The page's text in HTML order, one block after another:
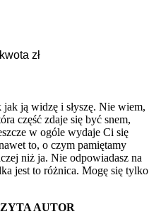
ją widzę i słyszę. Nie wiem,
część zdaje się być snem,
w ogóle wydaje Ci się
to, o czym pamiętamy
niż ja. Nie odpowiadasz na
jest to różnica. Mogę się tylko
AUTOR